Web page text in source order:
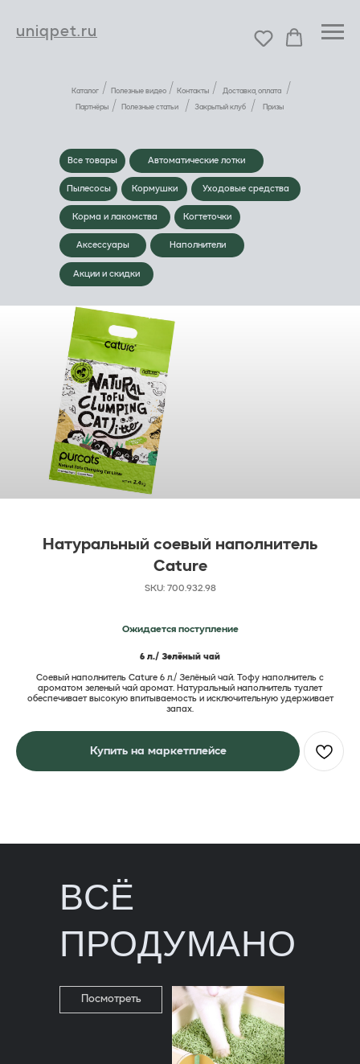
uniqpet.ru
Каталог Полезные видео
/ / Контакты Доставка, оплата
Партнёры Полезные статьи Закрытый клуб Призы
/
/
/
/ /
Все товары Автоматические лотки
Пылесосы Кормушки Уходовые средства
Корма и лакомства Когтеточки
Аксессуары Наполнители
Акции и скидки
Натуральный соевый наполнитель
Cature
SKU: 700.932.98
6 л./ Зелёный чай
Соевый наполнитель Cature 6 л./ Зелёный чай. Тофу наполнитель с
ароматом зеленый чай аромат. Натуральный наполнитель туалет
обеспечивает высокую впитываемость и исключительную удерживает
запах.
Купить на маркетплейсе
ВСЁ
ПРОДУМАНО
Посмотреть